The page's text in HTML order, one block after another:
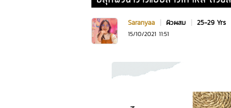
Saranyaa | ผิวผสม | 25-29 Yrs
15/10/2021 11:51